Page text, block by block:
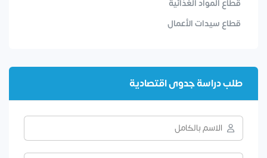
قطاع المواد الغذائية
قطاع سيدات الأعمال
طلب دراسة جدوى اقتصادية